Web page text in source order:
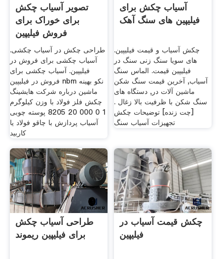
تصویر آسیاب چکش
برای خوراک برای
فروش فیلیپین
طراحی چکش در آسیاب چکشی.
آسیاب چکشی برای فروش در
فیلیپین. آسیاب چکشی برای
فروش در فیلیپین nbm نکو بهینه
ماشین درباره شرکت هایشینگ
چکش فلز فولاد با وزن کیلوگرم
1 0 000 20 8205 پوسته چوبی
آسیاب پردازش با چاقو فولاد یا
کاربید
آسیاب چکش برای
فیلیپین های سنگ آهک
چکش آسیاب و قیمت فیلیپین.
های سویا سنگ زنی سنگ در
فیلیپین قیمت. الماس سنگ
آسیاب, آخرین قیمت سنگ شکن
ماشین آلات در, دستگاه های
سنگ شکن با ظرفیت بالا زغال .
[چت زنده] توضیحات چکش
تجهیزات آسیاب سنگ
طراحی آسیاب چکش
برای فیلیپین ریموند
چکش قیمت آسیاب در
فیلیپین